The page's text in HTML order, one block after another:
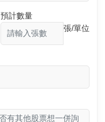
預計數量
張/單位